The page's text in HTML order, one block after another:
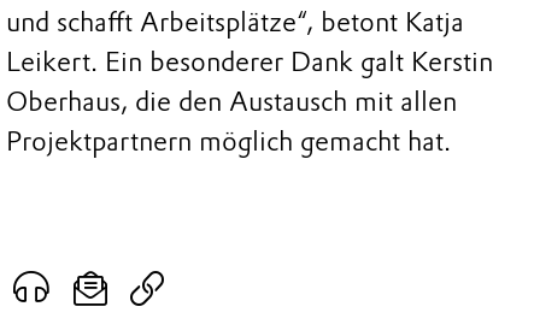
und schafft Arbeitsplätze“, betont Katja
Leikert. Ein besonderer Dank galt Kerstin
Oberhaus, die den Austausch mit allen
Projektpartnern möglich gemacht hat.